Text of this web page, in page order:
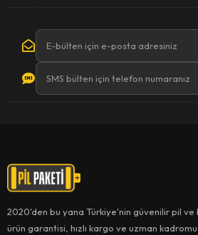
2020'den bu yana Türkiye'nin güvenilir pil ve
ürün garantisi, hızlı kargo ve uzman